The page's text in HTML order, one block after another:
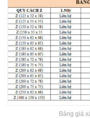
Bảng giá